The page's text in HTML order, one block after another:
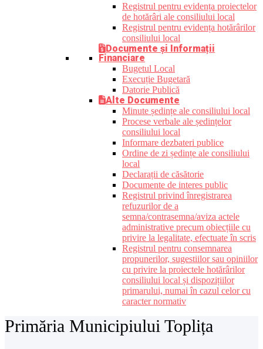
Registrul pentru evidența proiectelor
de hotărâri ale consiliului local
Registrul pentru evidența hotărârilor
consiliului local
Documente și Informații
Financiare
Bugetul Local
Execuție Bugetară
Datorie Publică
Alte Documente
Minute ședințe ale consiliului local
Procese verbale ale ședințelor
consiliului local
Informare dezbateri publice
Ordine de zi ședințe ale consiliului
local
Declarații de căsătorie
Documente de interes public
Registrul privind înregistrarea
refuzurilor de a
semna/contrasemna/aviza actele
administrative precum obiecțiile cu
privire la legalitate, efectuate în scris
Registrul pentru consemnarea
propunerilor, sugestiilor sau opiniilor
cu privire la proiectele hotărârilor
consiliului local și dispozițiilor
primarului, numai în cazul celor cu
caracter normativ
Primăria Municipiului Toplița